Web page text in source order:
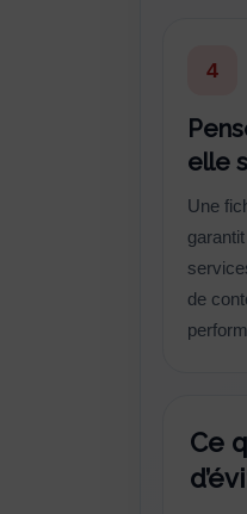
4
elle
Une
de
Ce